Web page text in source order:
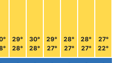
29°
28°
30°
28°
29°
27°
28°
27°
28°
27°
27°
22°